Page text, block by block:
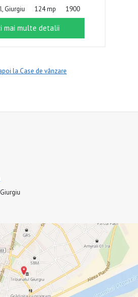
Giurgiu
124 mp 1900
mai multe detalii
la Case de vânzare